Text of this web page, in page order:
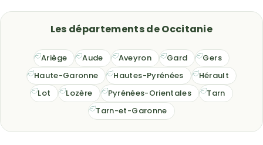
Les départements de Occitanie
Ariège Aude Aveyron Gard
Gers
Haute-Garonne
Hautes-Pyrénées
Hérault
Lot
Lozère Pyrénées-Orientales
Tarn
Tarn-et-Garonne